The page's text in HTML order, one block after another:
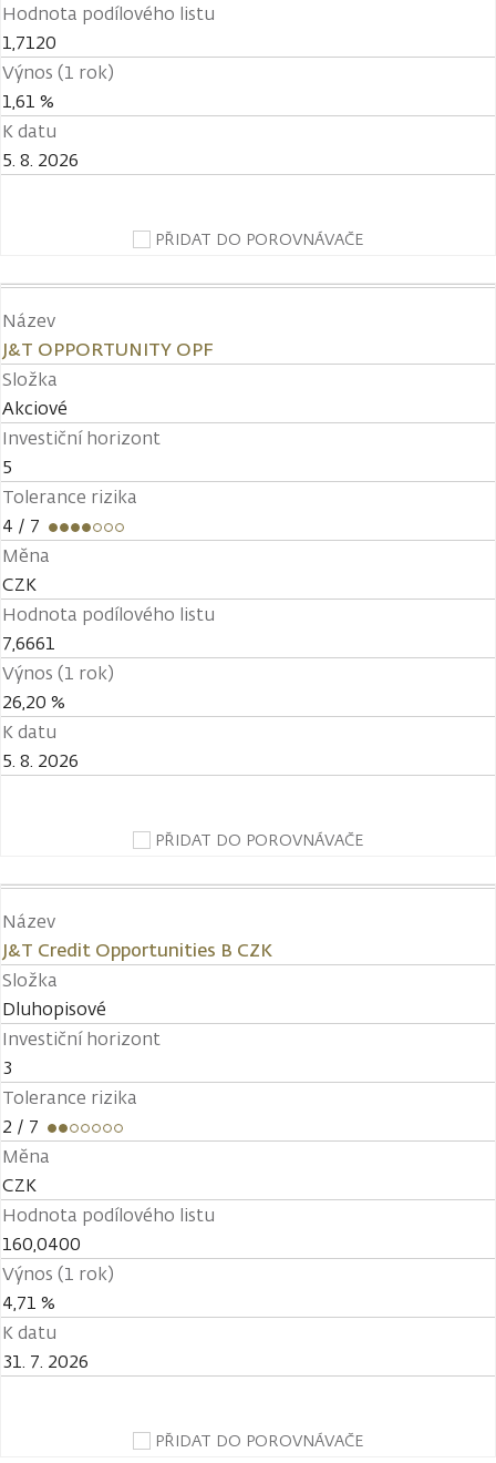
Hodnota podílového listu
1,7120
Výnos (1 rok)
1,61 %
K datu
5. 8. 2026
PŘIDAT DO POROVNÁVAČE
Název
J&T OPPORTUNITY OPF
Složka
Akciové
Investiční horizont
5
Tolerance rizika
4 / 7
Měna
CZK
Hodnota podílového listu
7,6661
Výnos (1 rok)
26,20 %
K datu
5. 8. 2026
PŘIDAT DO POROVNÁVAČE
Název
J&T Credit Opportunities B CZK
Složka
Dluhopisové
Investiční horizont
3
Tolerance rizika
2 / 7
Měna
CZK
Hodnota podílového listu
160,0400
Výnos (1 rok)
4,71 %
K datu
31. 7. 2026
PŘIDAT DO POROVNÁVAČE